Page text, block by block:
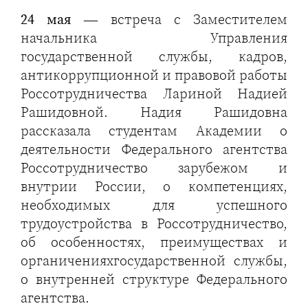
24 мая — встреча с Заместителем
начальника Управления
государственной службы, кадров,
антикоррупционной и правовой работы
Россотрудничества Лариной Надией
Рашидовной. Надия Рашидовна
рассказала студентам Академии о
деятельности Федерального агентства
Россотрудничество зарубежом и
внутрии России, о компетенциях,
необходимых для успешного
трудоустройства в Россотрудничество,
об особенностях, преимуществах и
органиченияхгосударственной службы,
о внутренней структуре Федерального
агентства.